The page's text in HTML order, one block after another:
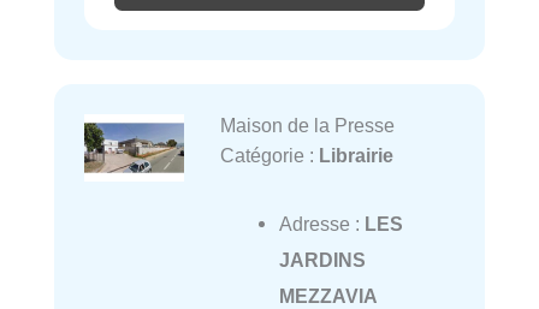
Maison de la Presse
Catégorie : Librairie
Adresse : LES
JARDINS
MEZZAVIA